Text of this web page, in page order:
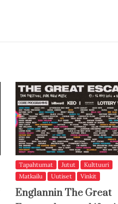
Tapahtumat Jutut
Kulttuuri
Matkailu
Uutiset Vinkit
Englannin The Great